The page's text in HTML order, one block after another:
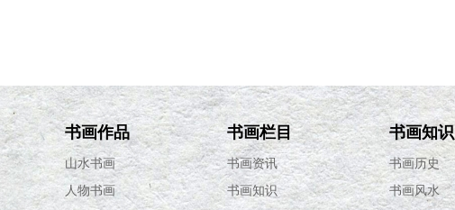
书画作品
山水书画
人物书画
书画栏目
书画资讯
书画知识
书画知识
书画历史
书画风水